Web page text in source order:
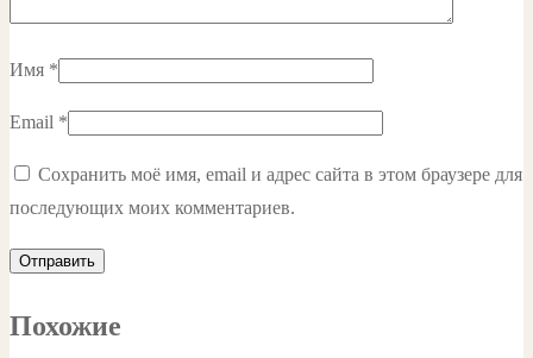
Имя *
Email *
Сохранить моё имя, email и адрес сайта в этом браузере для
последующих моих комментариев.
Похожие